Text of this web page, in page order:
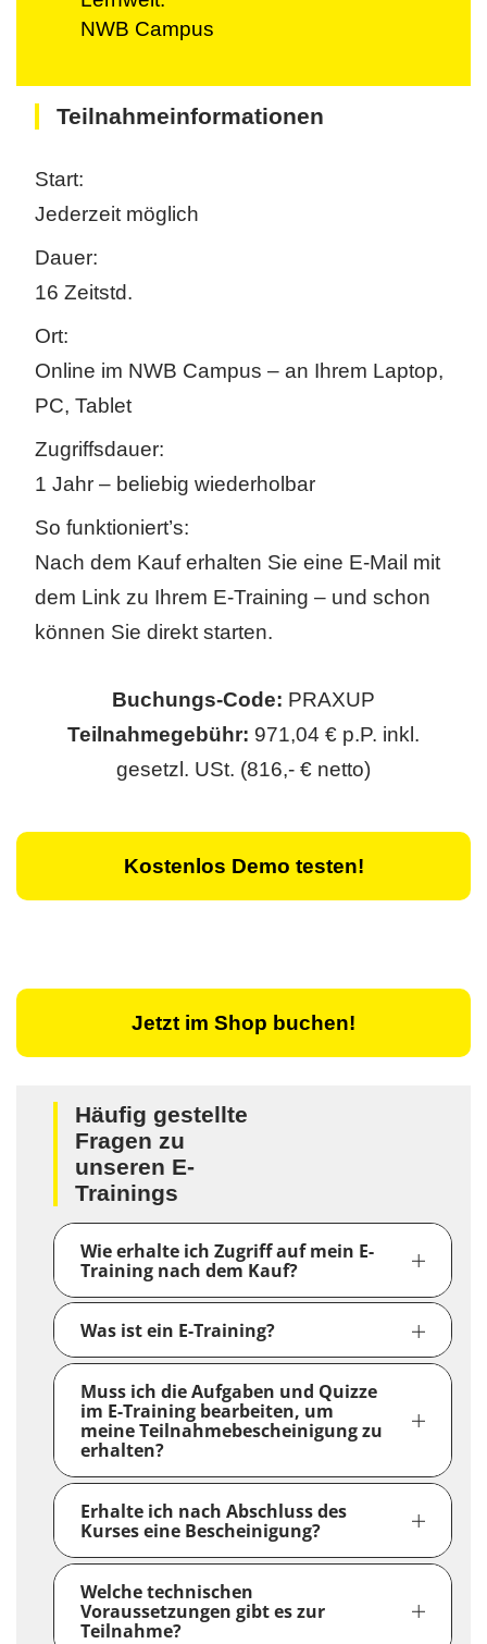
NWB Campus
Teilnahmeinformationen
Start:
Jederzeit möglich
Dauer:
16 Zeitstd.
Ort:
Online im NWB Campus – an Ihrem Laptop,
PC, Tablet
Zugriffsdauer:
1 Jahr – beliebig wiederholbar
So funktioniert’s:
Nach dem Kauf erhalten Sie eine E-Mail mit
dem Link zu Ihrem E-Training – und schon
können Sie direkt starten.
Buchungs-Code: PRAXUP
Teilnahmegebühr: 971,04 € p.P. inkl.
gesetzl. USt. (816,- € netto)
Kostenlos Demo testen!
Jetzt im Shop buchen!
Häufig gestellte
Fragen zu
unseren E-
Trainings
Wie erhalte ich Zugriff auf mein E-
Training nach dem Kauf?
Was ist ein E-Training?
Muss ich die Aufgaben und Quizze
im E-Training bearbeiten, um
meine Teilnahmebescheinigung zu
erhalten?
Erhalte ich nach Abschluss des
Kurses eine Bescheinigung?
Welche technischen
Voraussetzungen gibt es zur
Teilnahme?